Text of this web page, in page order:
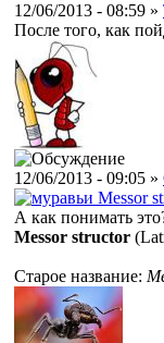
12/06/2013 - 08:59 »
После того, как
12/06/2013 - 09:05 »
Messor
А как понимать
Messor structor
Старое название: